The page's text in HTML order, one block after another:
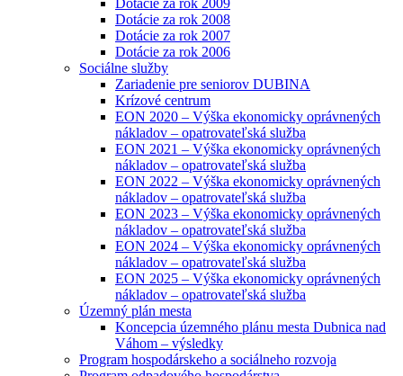
Dotácie za rok 2009
Dotácie za rok 2008
Dotácie za rok 2007
Dotácie za rok 2006
Sociálne služby
Zariadenie pre seniorov DUBINA
Krízové centrum
EON 2020 – Výška ekonomicky oprávnených
nákladov – opatrovateľská služba
EON 2021 – Výška ekonomicky oprávnených
nákladov – opatrovateľská služba
EON 2022 – Výška ekonomicky oprávnených
nákladov – opatrovateľská služba
EON 2023 – Výška ekonomicky oprávnených
nákladov – opatrovateľská služba
EON 2024 – Výška ekonomicky oprávnených
nákladov – opatrovateľská služba
EON 2025 – Výška ekonomicky oprávnených
nákladov – opatrovateľská služba
Územný plán mesta
Koncepcia územného plánu mesta Dubnica nad
Váhom – výsledky
Program hospodárskeho a sociálneho rozvoja